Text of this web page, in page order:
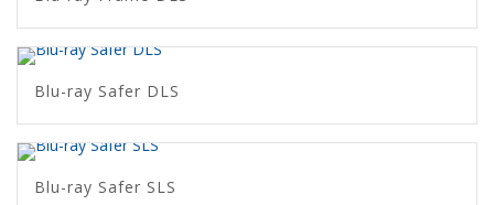
Blu-ray Safer DLS
Blu-ray Safer SLS